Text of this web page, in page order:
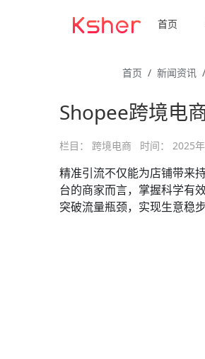
首页
首页 新闻资讯
Shopee跨境电
栏目： 跨境电商 时间： 2025
精准引流不仅能为店铺带来
台的商家而言，掌握科学有
突破流量瓶颈，实现生意稳步